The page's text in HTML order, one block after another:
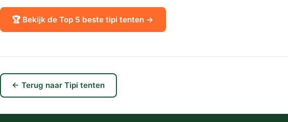
🏆 Bekijk de Top 5 beste tipi tenten →
← Terug naar Tipi tenten